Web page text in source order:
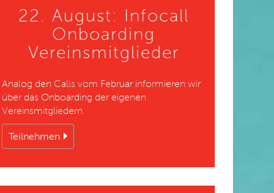
22. August: Infocall
Onboarding
Vereinsmitglieder
Analog den Calls vom Februar informieren wir
über das Onboarding der eigenen
Vereinsmitgliedern.
Teilnehmen